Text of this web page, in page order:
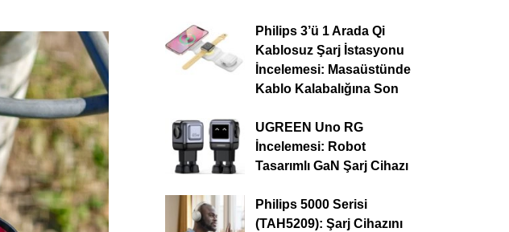
Philips 3’ü 1 Arada Qi
Kablosuz Şarj İstasyonu
İncelemesi: Masaüstünde
Kablo Kalabalığına Son
UGREEN Uno RG
İncelemesi: Robot
Tasarımlı GaN Şarj Cihazı
Philips 5000 Serisi
(TAH5209): Şarj Cihazını